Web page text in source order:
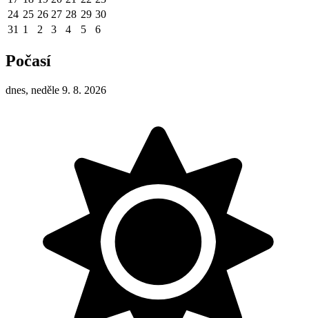
24 25 26 27 28 29 30
31 1 2 3 4 5 6
Počasí
dnes, neděle 9. 8. 2026